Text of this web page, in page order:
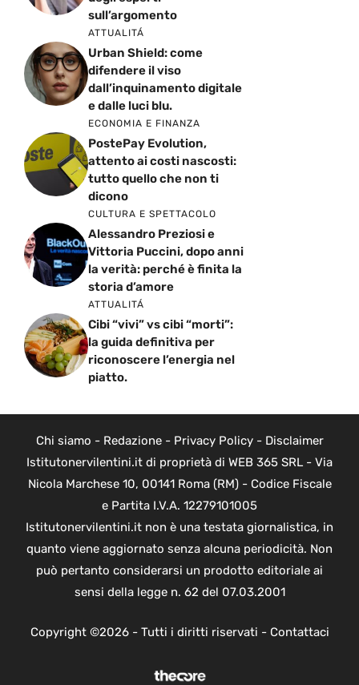
sull’argomento
ATTUALITÁ
Urban Shield: come
difendere il viso
dall’inquinamento digitale
e dalle luci blu.
ECONOMIA E FINANZA
PostePay Evolution,
attento ai costi nascosti:
tutto quello che non ti
dicono
CULTURA E SPETTACOLO
Alessandro Preziosi e
Vittoria Puccini, dopo anni
la verità: perché è finita la
storia d’amore
ATTUALITÁ
Cibi “vivi” vs cibi “morti”:
la guida definitiva per
riconoscere l’energia nel
piatto.
Chi siamo - Redazione- Privacy Policy- Disclaimer
Istitutonervilentini.it di proprietà di WEB 365 SRL - Via
Nicola Marchese 10, 00141 Roma (RM) - Codice Fiscale
e Partita I.V.A. 12279101005
Istitutonervilentini.it non è una testata giornalistica, in
quanto viene aggiornato senza alcuna periodicità. Non
può pertanto considerarsi un prodotto editoriale ai
sensi della legge n. 62 del 07.03.2001
Copyright ©2026 - Tutti i diritti riservati - Contattaci